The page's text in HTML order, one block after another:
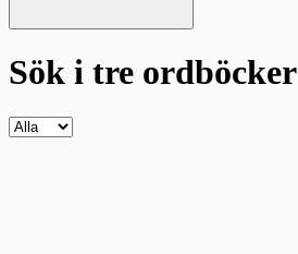
Sök i tre ordböcker